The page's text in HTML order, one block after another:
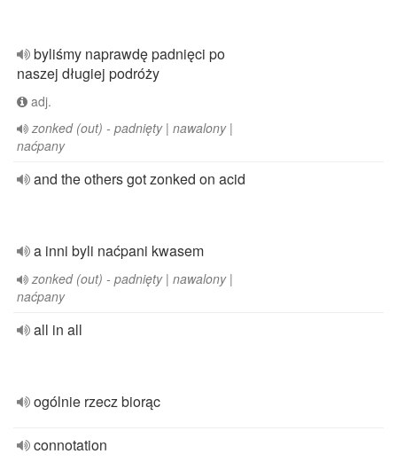
byliśmy naprawdę padnięci po
naszej długiej podróży
adj.
zonked (out) - padnięty | nawalony |
naćpany
and the others got zonked on acid
a inni byli naćpani kwasem
zonked (out) - padnięty | nawalony |
naćpany
all in all
ogólnie rzecz biorąc
connotation